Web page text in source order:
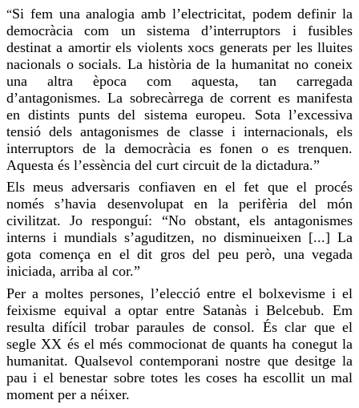
“Si fem una analogia amb l’electricitat, podem definir la
democràcia com un sistema d’interruptors i fusibles
destinat a amortir els violents xocs generats per les lluites
nacionals o socials. La història de la humanitat no coneix
una altra època com aquesta, tan carregada
d’antagonismes. La sobrecàrrega de corrent es manifesta
en distints punts del sistema europeu. Sota l’excessiva
tensió dels antagonismes de classe i internacionals, els
interruptors de la democràcia esfonen o es trenquen.
Aquesta és l’essència del curt circuit de la dictadura.”
Els meus adversaris confiaven en el fet que el procés
només s’havia desenvolupat en la perifèria del món
civilitzat. Jo responguí: “No obstant, els antagonismes
interns i mundials s’aguditzen, no disminueixen [...] La
gota comença en el dit gros del peu però, una vegada
iniciada, arriba al cor.”
Per a moltes persones, l’elecció entre el bolxevisme i el
feixisme equival a optar entre Satanàs i Belcebub. Em
resulta difícil trobar paraules de consol. És clar que el
segle XX és el més commocionat de quants ha conegut la
humanitat. Qualsevol contemporani nostre que desitge la
pau i el benestar sobre totes les coses ha escollit un mal
moment per a néixer.